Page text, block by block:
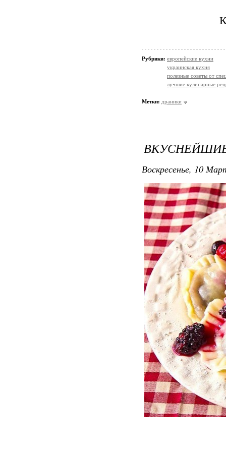
Рубрики: европейские кухни
украинская кухня
полезные советы от
лучшие кулинарные
Метки: драники
Воскресенье, 10